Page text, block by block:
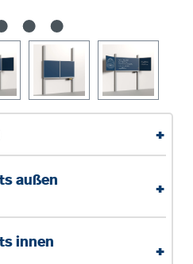
+
außen +
innen +